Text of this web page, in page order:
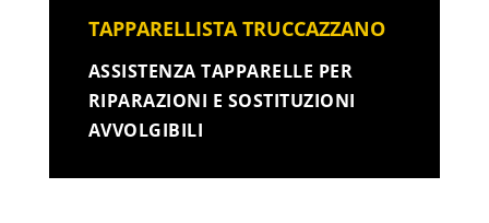
TAPPARELLISTA TRUCCAZZANO
ASSISTENZA TAPPARELLE PER
RIPARAZIONI E SOSTITUZIONI
AVVOLGIBILI